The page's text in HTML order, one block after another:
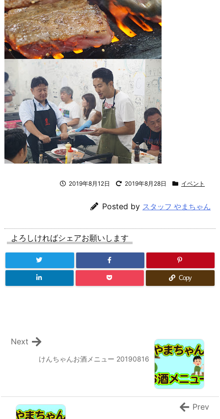
2019年8月12日 2019年8月28日 イベント
Posted by スタッフ やまちゃん
よろしければシェアお願いします
Copy
けんちゃんお酒メニュー 20190816
Next
Prev